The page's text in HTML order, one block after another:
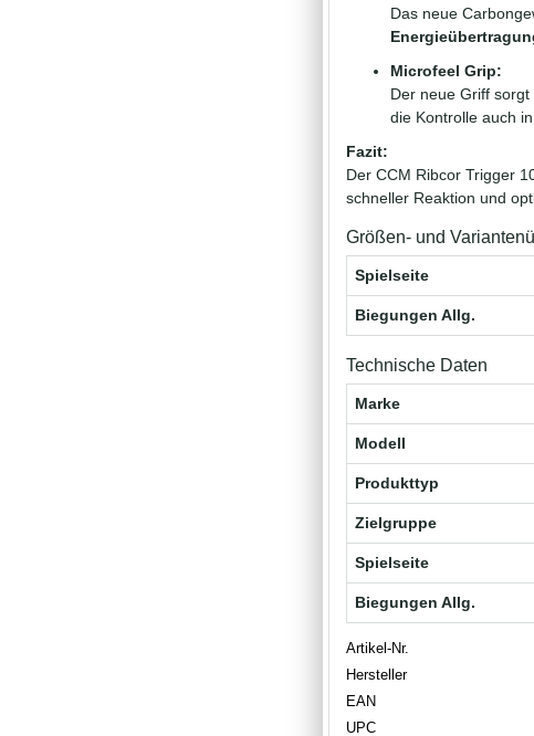
Das neue
Microfeel Grip:
Der neue Griff sorgt
die Kontrolle auch
Fazit:
Der CCM Ribcor Trigger
schneller Reaktion und
Größen- und
Spielseite
Biegungen Allg.
Technische Daten
Marke
Modell
Produkttyp
Zielgruppe
Spielseite
Biegungen Allg.
Artikel-Nr.
Hersteller
EAN
UPC